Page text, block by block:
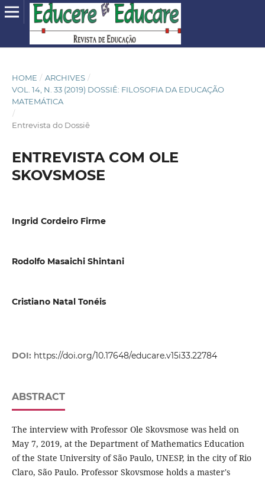
HOME / ARCHIVES /
VOL. 14, N. 33 (2019) DOSSIÊ: FILOSOFIA DA EDUCAÇÃO
MATEMÁTICA
/
Entrevista do Dossiê
ENTREVISTA COM OLE
SKOVSMOSE
Ingrid Cordeiro Firme
Rodolfo Masaichi Shintani
Cristiano Natal Tonéis
DOI: https://doi.org/10.17648/educare.v15i33.22784
ABSTRACT
The interview with Professor Ole Skovsmose was held on
May 7, 2019, at the Department of Mathematics Education
of the State University of São Paulo, UNESP, in the city of Rio
Claro, São Paulo. Professor Skovsmose holds a master's